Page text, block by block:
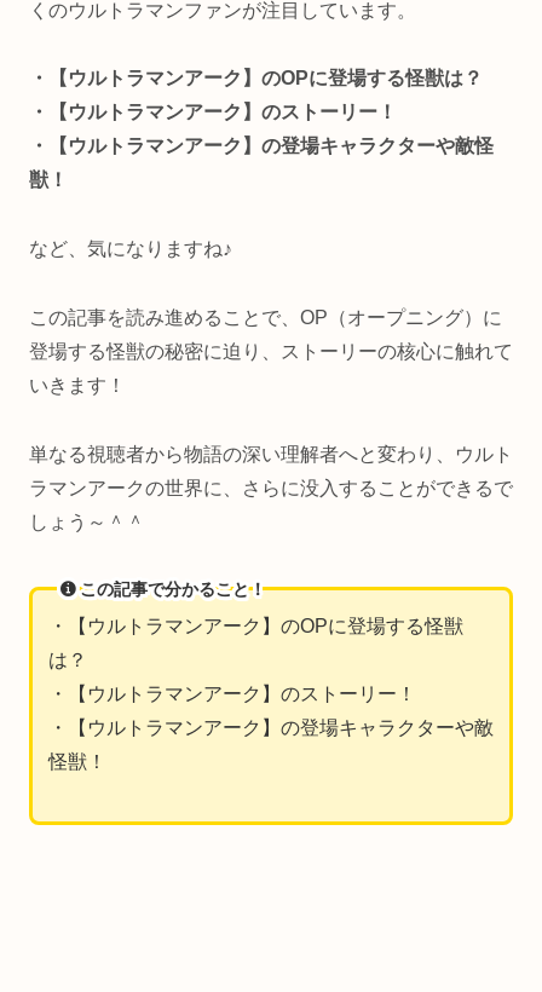
くのウルトラマンファンが注目しています。
・【ウルトラマンアーク】のOPに登場する怪獣は？
・【ウルトラマンアーク】のストーリー！
・【ウルトラマンアーク】の登場キャラクターや敵怪
獣！
など、気になりますね♪
この記事を読み進めることで、OP（オープニング）に
登場する怪獣の秘密に迫り、ストーリーの核心に触れて
いきます！
単なる視聴者から物語の深い理解者へと変わり、ウルト
ラマンアークの世界に、さらに没入することができるで
しょう～＾＾
この記事で分かること！
・【ウルトラマンアーク】のOPに登場する怪獣
は？
・【ウルトラマンアーク】のストーリー！
・【ウルトラマンアーク】の登場キャラクターや敵
怪獣！